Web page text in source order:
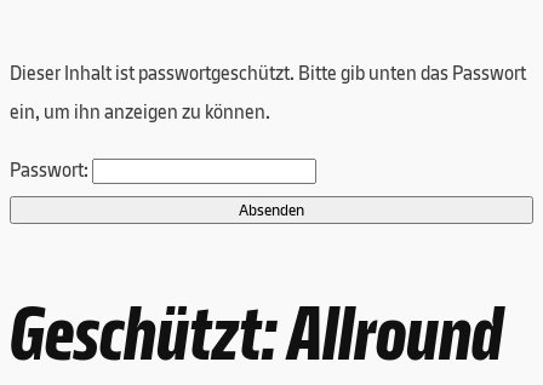
Dieser Inhalt ist passwortgeschützt. Bitte gib unten das Passwort
ein, um ihn anzeigen zu können.
Passwort:
Geschützt: Allround